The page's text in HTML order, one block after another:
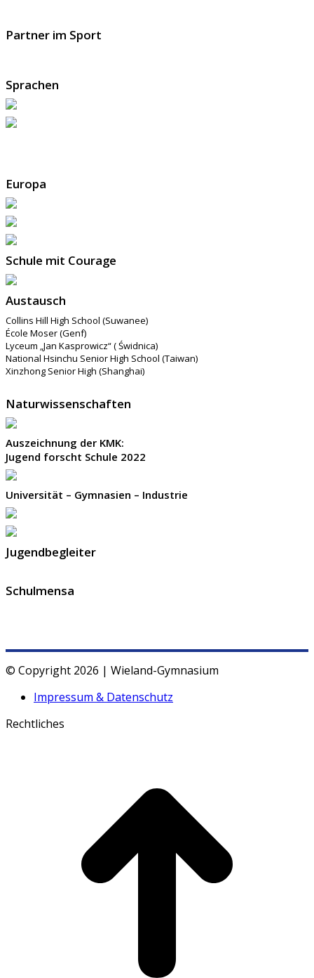
Partner im Sport
Sprachen
Europa
Schule mit Courage
Austausch
Collins Hill High School (Suwanee)
École Moser (Genf)
Lyceum „Jan Kasprowicz“ ( Świdnica)
National Hsinchu Senior High School (Taiwan)
Xinzhong Senior High (Shanghai)
Naturwissenschaften
Auszeichnung der KMK:
Jugend forscht Schule 2022
Universität – Gymnasien – Industrie
Jugendbegleiter
Schulmensa
© Copyright 2026 | Wieland-Gymnasium
Impressum & Datenschutz
Rechtliches